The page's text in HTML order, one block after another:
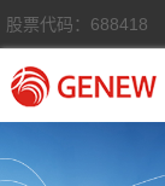
股票代码：688418